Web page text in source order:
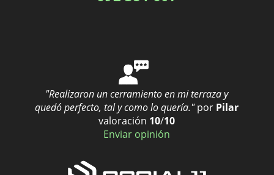
"Realizaron un cerramiento en mi terraza y
quedó perfecto, tal y como lo quería." por Pilar
valoración 10/10
Enviar opinión